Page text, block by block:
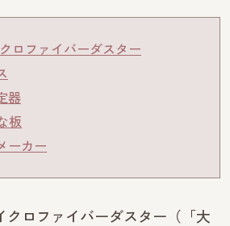
ロファイバーダスター
器
板
ーカー
クロファイバーダスター（「大